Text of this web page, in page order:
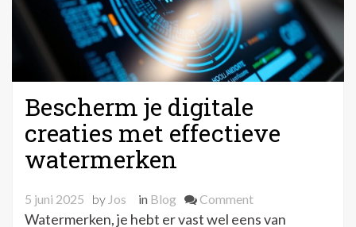
Bescherm je digitale
creaties met effectieve
watermerken
5 juni 2025 by Jos in Blog Commenton
Bescherm
Watermerken, je hebt er vast wel eens van